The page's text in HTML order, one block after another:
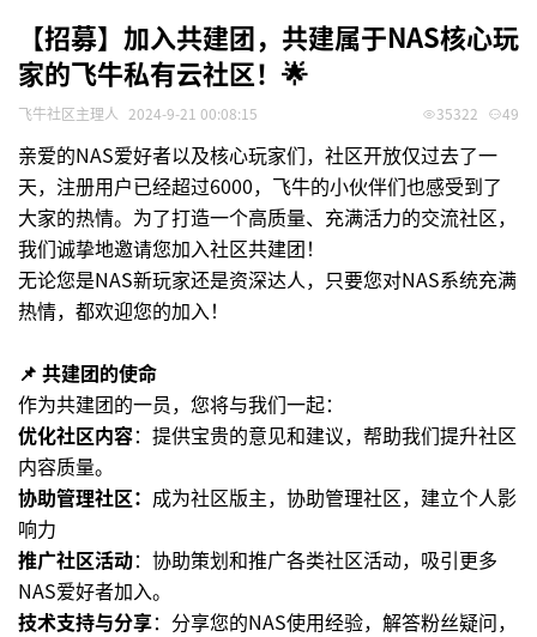
【招募】加入共建团，共建属于NAS核心玩
家的飞牛私有云社区！🌟
飞牛社区主理人 2024-9-21 00:08:15 35322 49
亲爱的NAS爱好者以及核心玩家们，社区开放仅过去了一
天，注册用户已经超过6000，飞牛的小伙伴们也感受到了
大家的热情。为了打造一个高质量、充满活力的交流社区，
我们诚挚地邀请您加入社区共建团！
无论您是NAS新玩家还是资深达人，只要您对NAS系统充满
热情，都欢迎您的加入！
📌 共建团的使命
作为共建团的一员，您将与我们一起：
优化社区内容：提供宝贵的意见和建议，帮助我们提升社区
内容质量。
协助管理社区： 成为社区版主，协助管理社区，建立个人影
响力
推广社区活动：协助策划和推广各类社区活动，吸引更多
NAS爱好者加入。
技术支持与分享：分享您的NAS使用经验，解答粉丝疑问，